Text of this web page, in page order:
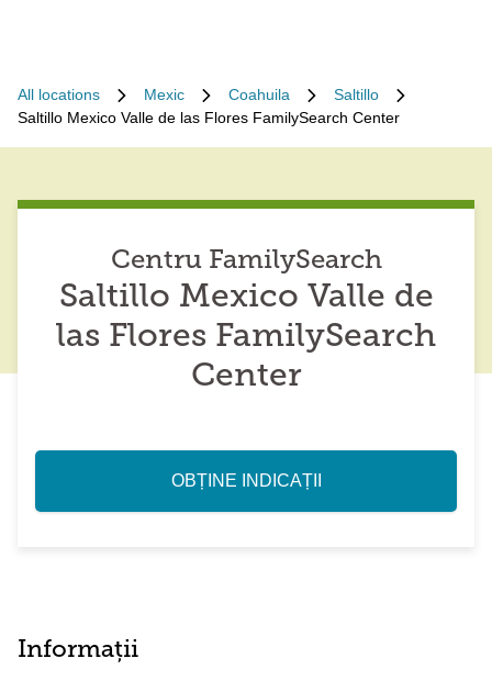
All locations Mexic Coahuila
Saltillo
Saltillo Mexico Valle de las Flores FamilySearch Center
Centru FamilySearch
Saltillo Mexico Valle de
las Flores FamilySearch
Center
OBȚINE INDICAȚII
Informații